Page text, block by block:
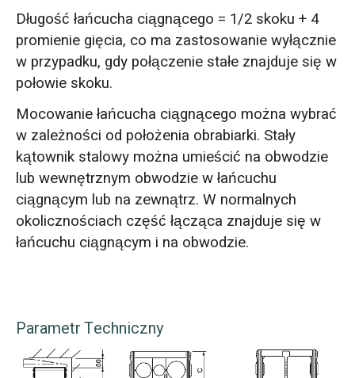
Długość łańcucha ciągnącego = 1/2 skoku + 4
promienie gięcia, co ma zastosowanie wyłącznie
w przypadku, gdy połączenie stałe znajduje się w
połowie skoku.
Mocowanie łańcucha ciągnącego można wybrać
w zależności od położenia obrabiarki. Stały
kątownik stalowy można umieścić na obwodzie
lub wewnętrznym obwodzie w łańcuchu
ciągnącym lub na zewnątrz. W normalnych
okolicznościach część łącząca znajduje się w
łańcuchu ciągnącym i na obwodzie.
Parametr Techniczny